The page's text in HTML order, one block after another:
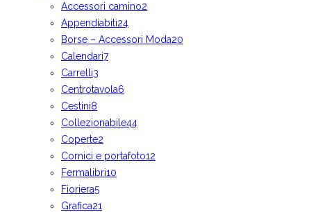
Accessori camino2
Appendiabiti24
Borse – Accessori Moda20
Calendari7
Carrelli3
Centrotavola6
Cestini8
Collezionabile44
Coperte2
Cornici e portafoto12
Fermalibri10
Fioriera5
Grafica21